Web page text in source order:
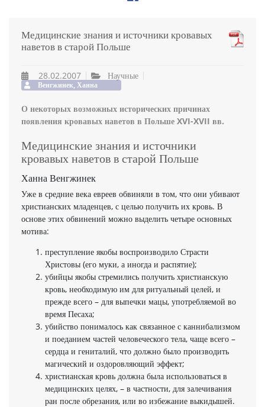
Медицинские знания и источники кровавых
наветов в старой Польше
28.02.2007 Научные
Венгжинек, Ханна
О некоторых возможных исторических причинах
появления кровавых наветов в Польше XVI-XVII вв.
Медицинские знания и источники
кровавых наветов в старой Польше
Ханна Венгжинек
Уже в средние века евреев обвиняли в том, что они убивают
христианских младенцев, с целью получить их кровь. В
основе этих обвинений можно выделить четыре основных
мотива:
преступление якобы воспроизводило Страсти
Христовы (его муки, а иногда и распятие);
убийцы якобы стремились получить христианскую
кровь, необходимую им для ритуальный целей, и
прежде всего – для выпечки мацы, употребляемой во
время Песаха;
убийство понималось как связанное с каннибализмом
и поеданием частей человеческого тела, чаще всего –
сердца и гениталий, что должно было производить
магический и оздоровляющий эффект;
христианская кровь должна была использоваться в
медицинских целях, – в частности, для залечивания
ран после обрезания, или во избежание выкидышей.